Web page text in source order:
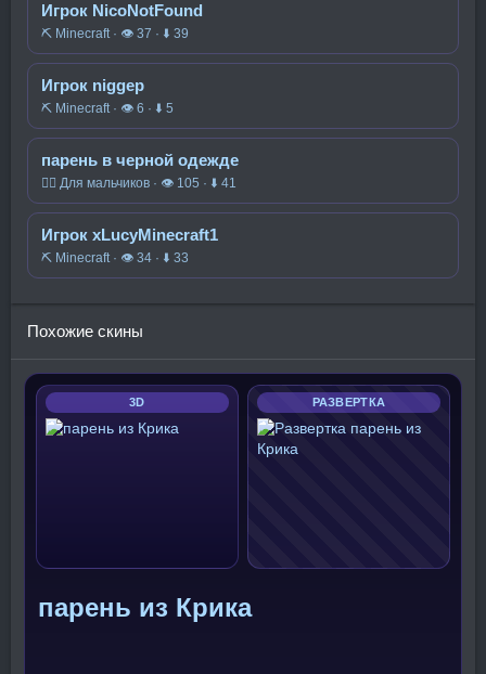
Игрок NicoNotFound
⛏️ Minecraft · 👁 37 · ⬇ 39
Игрок niggep
⛏️ Minecraft · 👁 6 · ⬇ 5
парень в черной одежде
🧍‍♂️ Для мальчиков · 👁 105 · ⬇ 41
Игрок xLucyMinecraft1
⛏️ Minecraft · 👁 34 · ⬇ 33
Похожие скины
3D РАЗВЕРТКА
парень из Крика